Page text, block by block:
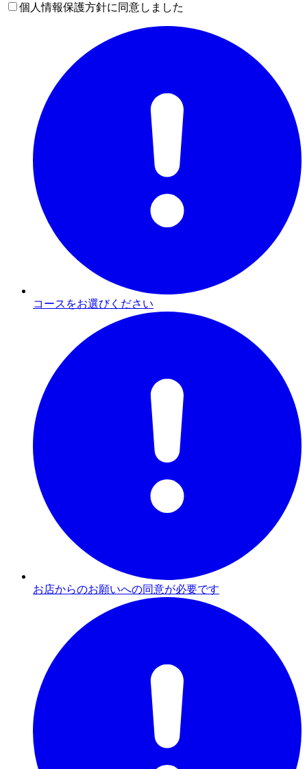
個人情報保護方針に同意しました
コースをお選びください
お店からのお願いへの同意が必要です